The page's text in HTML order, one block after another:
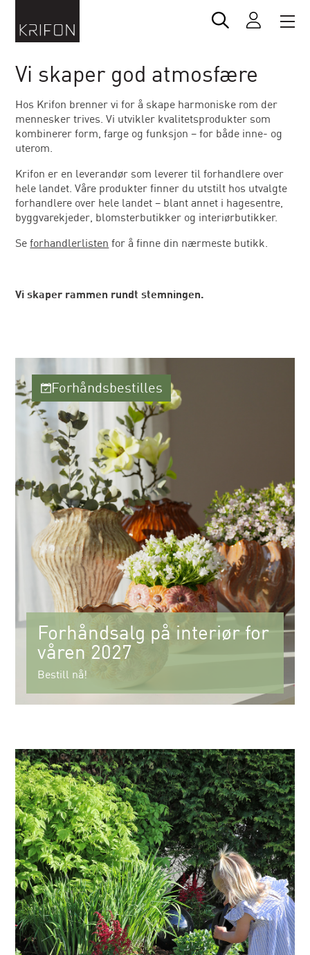
Vi skaper god atmosfære
Hos Krifon brenner vi for å skape harmoniske rom der
mennesker trives. Vi utvikler kvalitetsprodukter som
kombinerer form, farge og funksjon – for både inne- og
uterom.
Krifon er en leverandør som leverer til forhandlere over
hele landet. Våre produkter finner du utstilt hos utvalgte
forhandlere over hele landet – blant annet i hagesentre,
byggvarekjeder, blomsterbutikker og interiørbutikker.
Seforhandlerlisten for å finne din nærmeste butikk.
Vi skaper rammen rundt stemningen.
Forhåndsbestilles
Forhåndsalg på interiør for
våren 2027
Bestill nå!